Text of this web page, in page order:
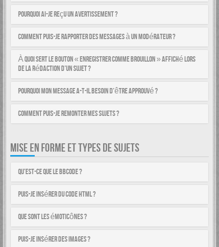
Pourquoi ai-je reçu un avertissement ?
Comment puis-je rapporter des messages à un modérateur ?
À quoi sert le bouton « Enregistrer comme brouillon » affiché lors
de la rédaction d’un sujet ?
Pourquoi mon message a-t-il besoin d’être approuvé ?
Comment puis-je remonter mes sujets ?
MISE EN FORME ET TYPES DE SUJETS
Qu’est-ce que le BBCode ?
Puis-je insérer du code HTML ?
Que sont les émoticônes ?
Puis-je insérer des images ?